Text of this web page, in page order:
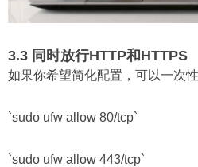
3.3 同时放行HTTP和HTTPS
如果你希望简化配置，可以一次
`sudo ufw allow 80/tcp`
`sudo ufw allow 443/tcp`